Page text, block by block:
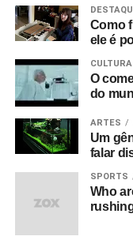
Como
ele é
O
do
ARTES
Um
falar
SPORTS
Who